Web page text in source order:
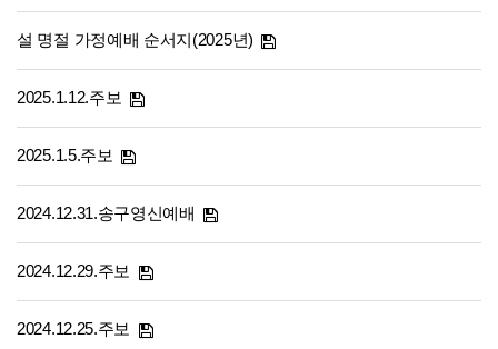
설 명절 가정예배 순서지(2025년)
2025.1.12.주보
2025.1.5.주보
2024.12.31.송구영신예배
2024.12.29.주보
2024.12.25.주보